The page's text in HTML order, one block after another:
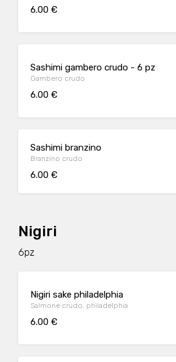
6.00 €
Sashimi gambero crudo - 6 pz
Gambero crudo
6.00 €
Sashimi branzino
Branzino crudo
6.00 €
Nigiri
6pz
Nigiri sake philadelphia
Salmone crudo, philadelphia
6.00 €